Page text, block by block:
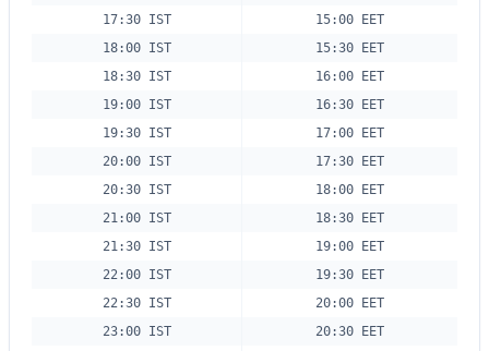
17:30 IST
15:00 EET
18:00 IST
15:30 EET
18:30 IST
16:00 EET
19:00 IST
16:30 EET
19:30 IST
17:00 EET
20:00 IST
17:30 EET
20:30 IST
18:00 EET
21:00 IST
18:30 EET
21:30 IST
19:00 EET
22:00 IST
19:30 EET
22:30 IST
20:00 EET
23:00 IST
20:30 EET